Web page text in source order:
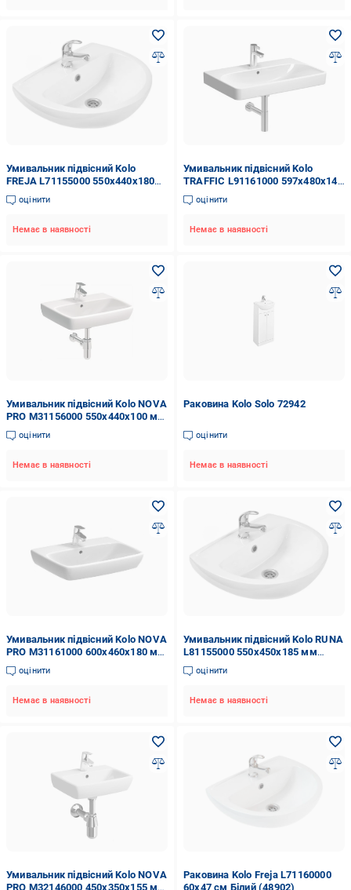
Умивальник підвісний Kolo
FREJA L71155000 550x440x180
мм Білий (68274)
оцінити
Немає в наявності
Умивальник підвісний Kolo
TRAFFIC L91161000 597x480x140
мм Білий (82177)
оцінити
Немає в наявності
Умивальник підвісний Kolo NOVA
PRO M31156000 550x440x100 мм
Білий (82775)
оцінити
Немає в наявності
Раковина Kolo Solo 72942
оцінити
Немає в наявності
Умивальник підвісний Kolo NOVA
PRO M31161000 600x460x180 мм
Білий (82252)
оцінити
Немає в наявності
Умивальник підвісний Kolo RUNA
L81155000 550x450x185 мм
Білий (68290)
оцінити
Немає в наявності
Умивальник підвісний Kolo NOVA
PRO M32146000 450x350x155 мм
Раковина Kolo Freja L71160000
60х47 см Білий (48902)